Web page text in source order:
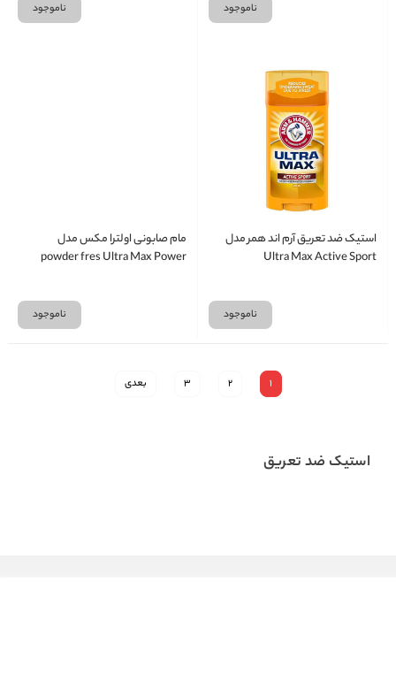
ناموجود ناموجود
استیک ضد تعریق آرم اند همر مدل
Ultra Max Active Sport
ناموجود
مام صابونی اولترا مکس مدل
powder fres Ultra Max Power
ناموجود
1
2
3 بعدی
استیک ضد تعریق